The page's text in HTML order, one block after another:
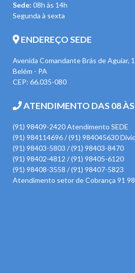
Sede: 08h às 14h
Segunda à sexta
ENDEREÇO SEDE
Avenida Comandante Brás de Aguiar,
Belém - PA
CEP: 66.035-080
ATENDIMENTO DAS 08
(91) 98409-2420 Atendimento SEDE
(91) 984114696 / (91) 984045630
(91) 98403-5803 / (91) 98403-8470
(91) 98402-4812 / (91) 98405-6120
(91) 98408-3558 / (91) 98407-5823
Atendimento setor de Cobrança 91